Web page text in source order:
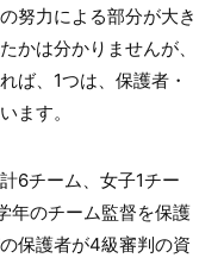
努力による部分が大き
かは分かりませんが、
ば、1つは、保護者・
ます。
6チーム、女子1チー
年のチーム監督を保護
保護者が4級審判の資